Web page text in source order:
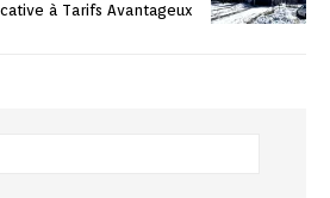
à Tarifs Avantageux